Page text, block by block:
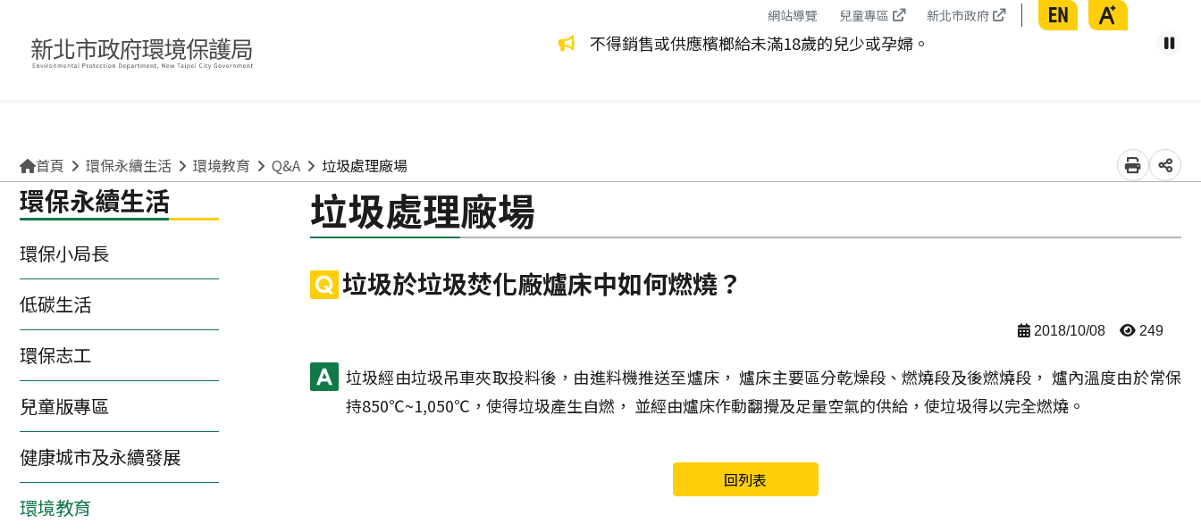
網站導覽 兒童專區 新北市政府 English 放大
都是致癌物！請拒絕嚼食。 不得銷售或供應檳榔給未滿18歲的兒少或孕婦。 健康從腰開始，遠離代謝症候群。 暫
首頁 環保永續生活 環境教育 Q&A 垃圾處理廠場 列印分享
環保永續生活
環保小局長
低碳生活
環保志工
兒童版專區
健康城市及永續發展
環境教育
垃圾處理廠場
垃圾於垃圾焚化廠爐床中如何燃燒？
2018/10/08 249
垃圾經由垃圾吊車夾取投料後，由進料機推送至爐床， 爐床主要區分乾燥段、燃燒段及後燃燒段， 爐內溫度由於常保
持850℃~1,050℃，使得垃圾產生自燃， 並經由爐床作動翻攪及足量空氣的供給，使垃圾得以完全燃燒。
回列表